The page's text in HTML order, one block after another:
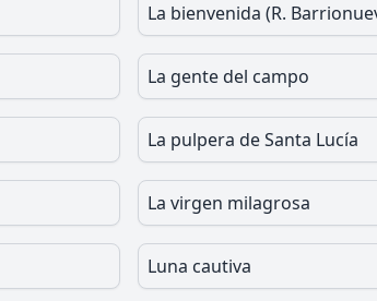
La bienvenida (R.
La gente del campo
La pulpera de Santa Lucía
La virgen milagrosa
Luna cautiva